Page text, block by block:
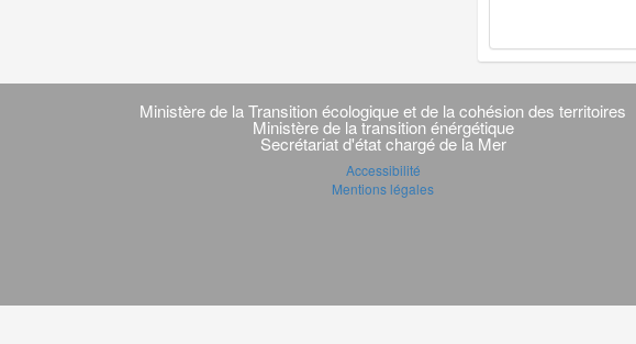
Navigation
transverseMinistère de la Transition écologique et de la cohésion des territoires
Ministère de la transition énérgétique
Secrétariat d'état chargé de la Mer
Accessibilité
Mentions légales